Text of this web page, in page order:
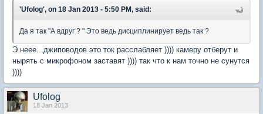
'Ufolog', on 18 Jan 2013 - 5:50 PM, said:
Да я так "А вдруг ? " Это ведь дисциплинирует ведь так ?
Э неее...джиповодов это ток расслабляет )))) камеру отберут и
нырять с микрофоном заставят )))) так что к нам точно не сунутся
))))
Ufolog
18 Jan 2013